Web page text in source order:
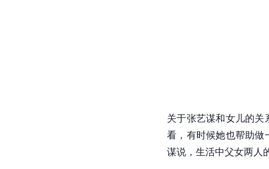
关于张艺谋和女儿的关
看，有时候她也帮助做
谋说，生活中父女两人